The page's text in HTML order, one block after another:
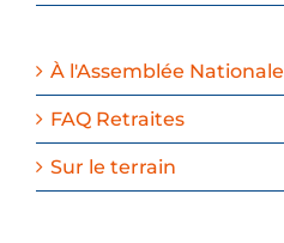
À l'Assemblée Nationale
FAQ Retraites
Sur le terrain